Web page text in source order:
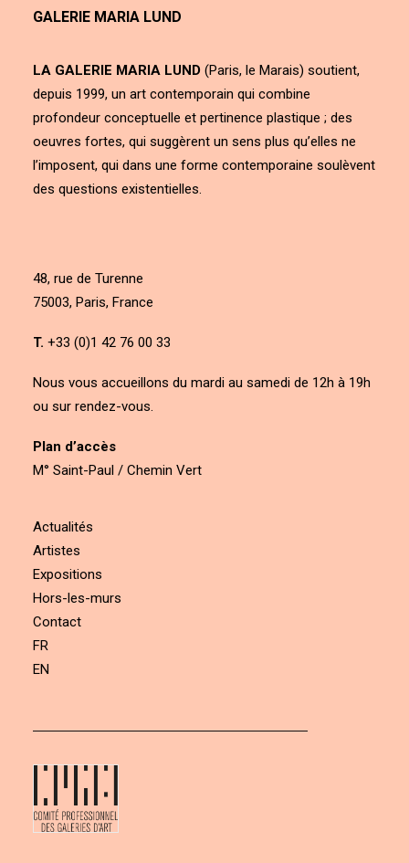
GALERIE MARIA LUND
LA GALERIE MARIA LUND (Paris, le Marais) soutient,
depuis 1999, un art contemporain qui combine
profondeur conceptuelle et pertinence plastique ; des
oeuvres fortes, qui suggèrent un sens plus qu’elles ne
l’imposent, qui dans une forme contemporaine soulèvent
des questions existentielles.
48, rue de Turenne
75003, Paris, France
T. +33 (0)1 42 76 00 33
Nous vous accueillons du mardi au samedi de 12h à 19h
ou sur rendez-vous.
Plan d’accès
M° Saint-Paul / Chemin Vert
Actualités
Artistes
Expositions
Hors-les-murs
Contact
FR
EN